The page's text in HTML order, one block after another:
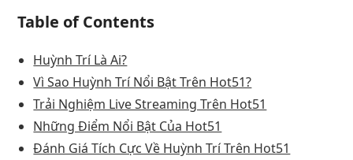
Table of Contents
Huỳnh Trí Là Ai?
Vì Sao Huỳnh Trí Nổi Bật Trên Hot51?
Trải Nghiệm Live Streaming Trên Hot51
Những Điểm Nổi Bật Của Hot51
Đánh Giá Tích Cực Về Huỳnh Trí Trên Hot51